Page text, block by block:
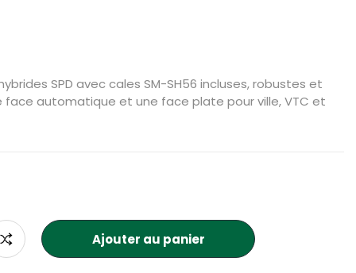
SPD avec cales SM-SH56 incluses, robustes et
automatique et une face plate pour ville, VTC et
Ajouter au panier